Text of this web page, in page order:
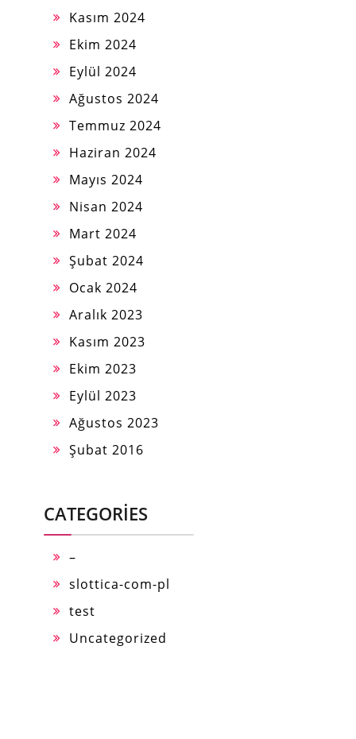
Kasım 2024
Ekim 2024
Eylül 2024
Ağustos 2024
Temmuz 2024
Haziran 2024
Mayıs 2024
Nisan 2024
Mart 2024
Şubat 2024
Ocak 2024
Aralık 2023
Kasım 2023
Ekim 2023
Eylül 2023
Ağustos 2023
Şubat 2016
CATEGORIES
–
slottica-com-pl
test
Uncategorized